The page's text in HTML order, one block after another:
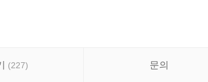
(227) 문의